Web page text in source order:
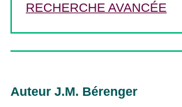
RECHERCHE AVANCÉE
Auteur J.M. Bérenger